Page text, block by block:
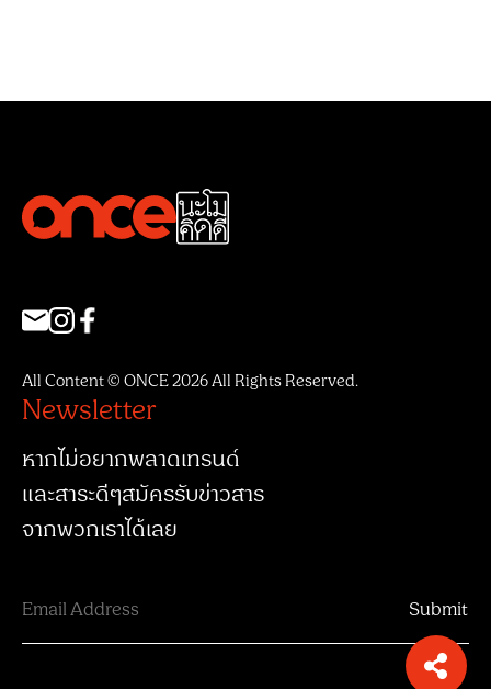
All Content © ONCE 2026 All Rights Reserved.
Newsletter
หากไม่อยากพลาดเทรนด์
และสาระดีๆสมัครรับข่าวสาร
จากพวกเราได้เลย